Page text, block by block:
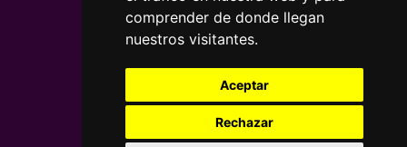
comprender de donde llegan
nuestros visitantes.
Aceptar
Rechazar